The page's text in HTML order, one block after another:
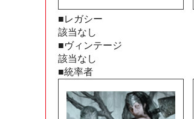
■レガシー
該当なし
■ヴィンテージ
該当なし
■統率者